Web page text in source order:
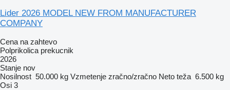
Lider 2026 MODEL NEW FROM MANUFACTURER
COMPANY
Cena na zahtevo
Polprikolica prekucnik
2026
Stanje nov
Nosilnost 50.000 kg Vzmetenje zračno/zračno Neto teža 6.500 kg
Osi 3